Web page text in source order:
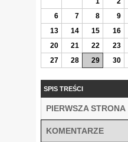
6
7 8 9
13
14 15 16
20
21 22 23
27
28 29 30
SPIS TREŚCI
PIERWSZA STRONA
KOMENTARZE